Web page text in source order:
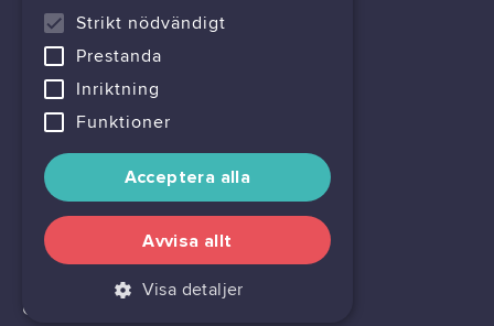
400 22 Göteborg
716444-6762
Cookie settings
Strikt nödvändigt
Prestanda
Inriktning
Funktioner
Acceptera alla
Avvisa allt
Visa detaljer